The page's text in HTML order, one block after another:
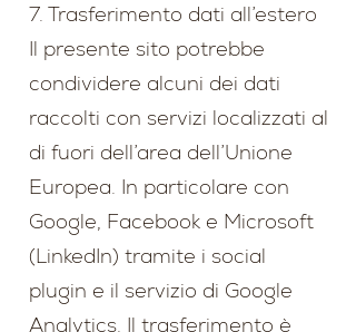
7. Trasferimento dati all’estero
Il presente sito potrebbe
condividere alcuni dei dati
raccolti con servizi localizzati al
di fuori dell’area dell’Unione
Europea. In particolare con
Google, Facebook e Microsoft
(LinkedIn) tramite i social
plugin e il servizio di Google
Analytics. Il trasferimento è